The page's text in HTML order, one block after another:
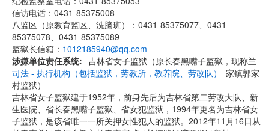
信访电话：0431-85375008
八监区（原教育监区、洗脑班）：0431-85375077、0431-
85375078、0431-85375089
监狱长信箱： 1012185940@qq.com
涉嫌单位责任系统
司法 - 执行机构（包括监狱，劳教所，教养院、劳改队）
吉林省女子监狱（原长春黑嘴子监狱，现称兰
家镇郭家
村监狱）
吉林省女子监狱建于1952年，前身先后为吉林省第二劳改大队、新
生医院、省长春黑嘴子监狱、省女犯监狱，1994年更名为吉林省女
子监狱，是该省唯一一所关押女性犯人的监狱。2012年11月16日从